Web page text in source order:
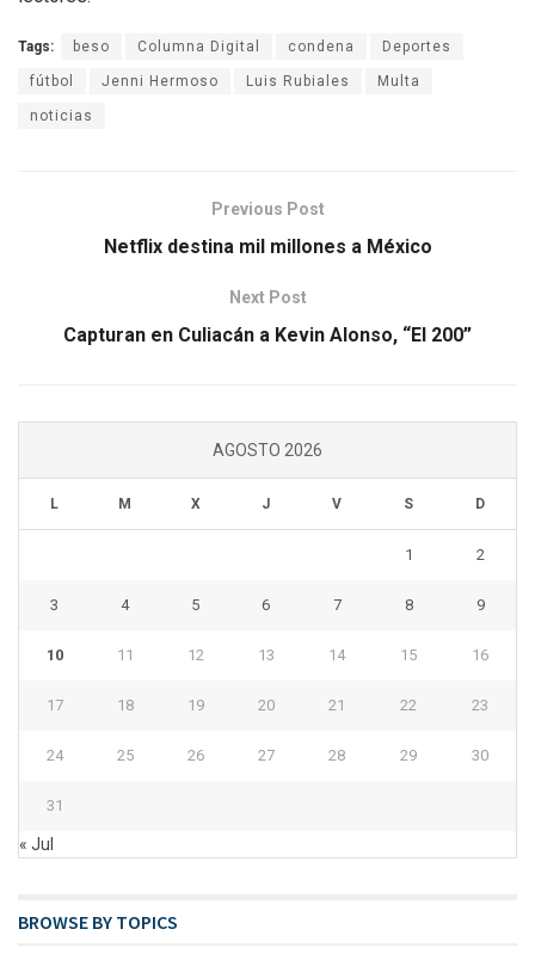
Tags: beso Columna Digital condena Deportes
fútbol Jenni Hermoso Luis Rubiales Multa
noticias
Previous Post
Netflix destina mil millones a México
Next Post
Capturan en Culiacán a Kevin Alonso, “El 200”
AGOSTO 2026
L M X J V S D
1 2
3 4 5 6 7 8 9
10 11 12 13 14 15 16
17 18 19 20 21 22 23
24 25 26 27 28 29 30
31
« Jul
BROWSE BY TOPICS